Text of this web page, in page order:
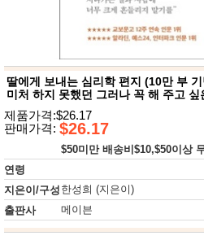
남성화
장품
미용제
품
전 주방가
전
활가전
건강가
전
주
방
명품식
기브랜
딸에게 보내는 심리학 편지 (10만 부
미처 하지 못했던 그러나 꼭 해 주고 싶
제품가격:$26.17
판매가격: $26.17
$50미만 배송비$10,$50이상
연령
지은이/구성 한성희 (지은이)
출판사
메이븐